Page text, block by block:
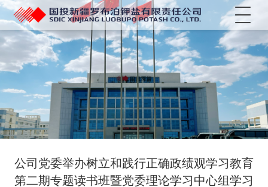
菜单
公司党委举办树立和践行正确政绩观学习教育
第二期专题读书班暨党委理论学习中心组学习